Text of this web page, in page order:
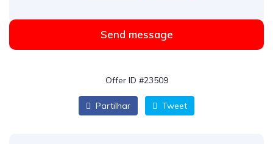
Send message
Offer ID #23509
Partilhar Tweet